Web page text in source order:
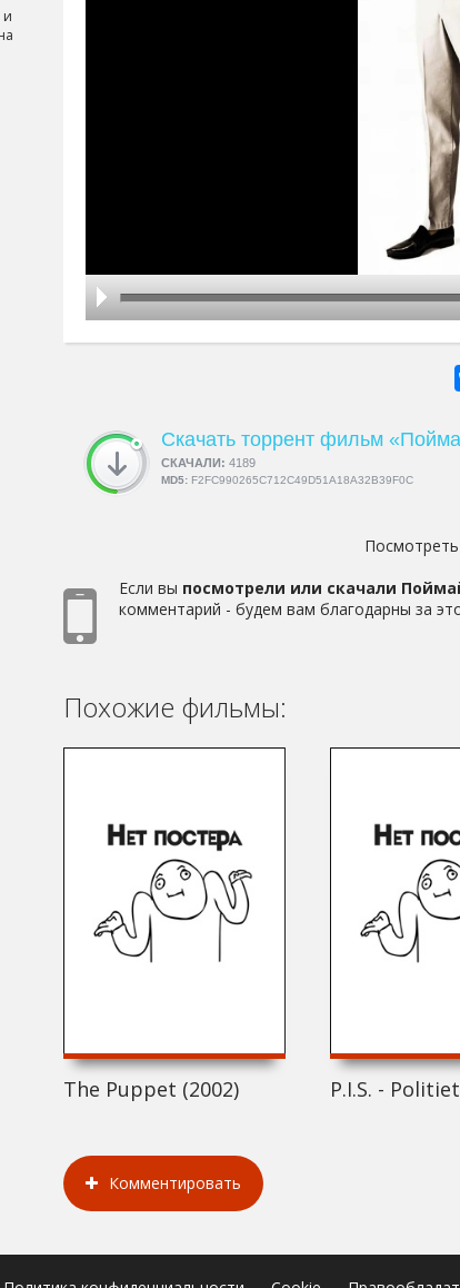
Скачать торрент фильм
СКАЧАЛИ: 4189
MD5: F2FC990265C712C49D51A18A32B39F0C
Если вы посмотрели или скачали
комментарий - будем вам благодарны за
Похожие фильмы:
The Puppet (2002) P.I.S. -
Комментировать
и